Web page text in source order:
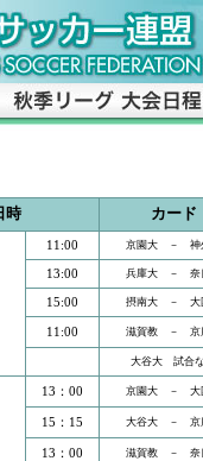
時 カード
11:00 京園大 － 神
13:00 兵庫大 － 奈
15:00 摂南大 － 大
11:00 滋賀教 － 京
大谷大 試合
13：00 京園大 － 大
15：15 大谷大 － 京
13：00 滋賀教 － 奈